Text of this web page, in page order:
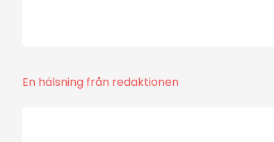
Inläggsnavigering
En hälsning från redaktionen